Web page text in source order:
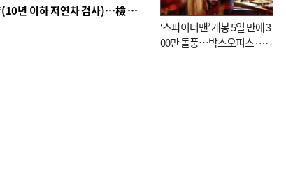
■ 검사 신분 버리고 직급하향(10년 이하 저연차 검사)…檢 중수청행 기피
‘스파이더맨’ 개봉 5일 만에 3
00만 돌풍…박스오피스·예